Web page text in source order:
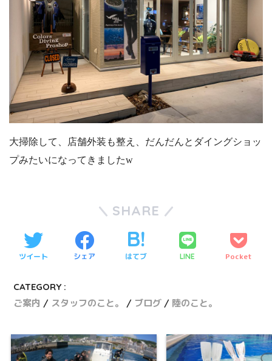
大掃除して、店舗外装も整え、だんだんとダイングショッ
プみたいになってきましたw
SHARE
ツイート シェア はてブ LINE Pocket
CATEGORY :
ご案内
スタッフのこと。 ブログ 陸のこと。